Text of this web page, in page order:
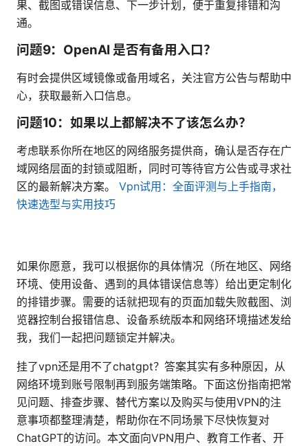
果、截图或错误信息、下一步计划，便于重复排错和沟
通。
问题9：OpenAI 是否有备用入口？
有时会提供区域镜像或备用域名，关注官方公告与帮助中
心，获取最新入口信息。
问题10：如果以上都解决不了该怎么办？
考虑联系你所在地区的网络服务提供商，确认是否存在广
域网络层面的封锁或阻断，同时可等待官方公告或寻求社
区的最新解决方案。 Vpn试用：全面评测与上手指南，
快速选型与实用技巧
如果你愿意，我可以根据你的具体情况（所在地区、网络
环境、使用设备、遇到的具体错误信息等）给出更定制化
的排错步骤。需要的话就把现有的页面加载失败截图、浏
览器控制台报错信息、设备系统版本和网络环境描述发给
我，我们一起把问题锁定并解决。
挂了vpn还是用不了chatgpt？答案其实有多种原因，从
网络环境到账号限制再到服务端策略。下面这份指南把常
见问题、排查步骤、替代方案以及购买与使用VPN的注
意事项都整理清楚，帮助你在不同场景下尽快恢复对
ChatGPT的访问。本文面向VPN用户、教育工作者、开